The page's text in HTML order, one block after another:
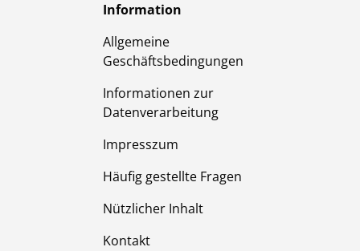
Information
Allgemeine
Geschäftsbedingungen
Informationen zur
Datenverarbeitung
Impresszum
Häufig gestellte Fragen
Nützlicher Inhalt
Kontakt